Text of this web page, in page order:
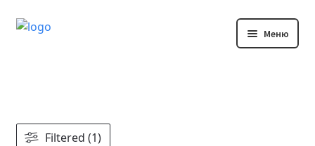
Перейти
Перейти
Меню
Блог
Filtered (1)